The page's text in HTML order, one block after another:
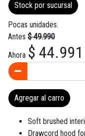
Stock por sucursal
Pocas unidades.
Antes $ 49.990
Ahora $ 44.991
Agregar al carro
Soft brushed
Drawcord hood